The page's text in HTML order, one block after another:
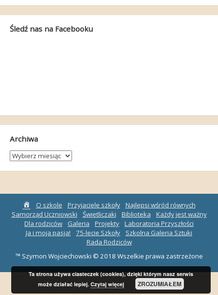
Śledź nas na Facebooku
Archiwa
Archiwa
Strona
główna
O szkole Przyjaciele szkoły
Najlepsi wśród równych
Samorząd Uczniowski
Świetliczaki Biblioteka
Każdy jest ważny
Dla rodziców
Galeria Projekty
Laboratoria Przyszłości
Ja i moja pasja!
75-lecie Szkoły
Szkolna Galeria Sztuki
Rada Rodziców
™ Szymon Wojciechowski © 2018 Wszelkie prawa zastrzeżone
Ta strona używa ciasteczek (cookies), dzięki którym nasz serwis
może działać lepiej.Czytaj więcej ZROZUMIAŁEM